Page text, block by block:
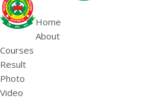
Home
About
Courses
Result
Photo
Video